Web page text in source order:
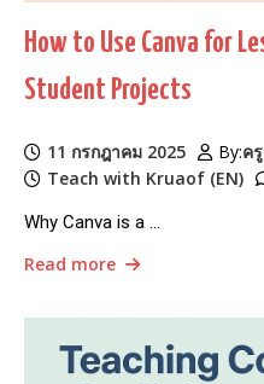
How to Use Canva for
Student Projects
11 กรกฎาคม 2025 By:ค
Teach with Kruaof (EN)
Why Canva is a …
Read more